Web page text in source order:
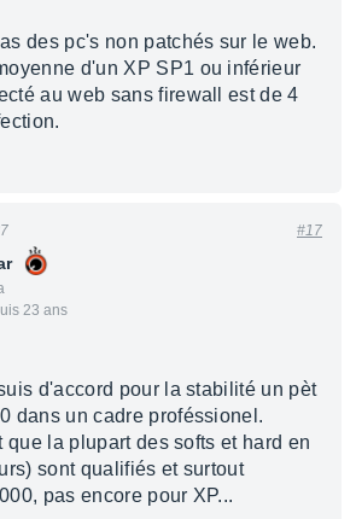
des pc's non patchés sur le web.
d'un XP SP1 ou inférieur
au web sans firewall est de 4
23 ans
#17
d'accord pour la stabilité un pèt
dans un cadre proféssionel.
que la plupart des softs et hard en
sont qualifiés et surtout
pas encore pour XP...